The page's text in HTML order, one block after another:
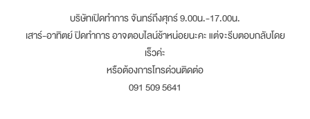
บริษัทเปิดทำการ จันทร์ถึงศุกร์ 9.00น.-17.00น.
เสาร์-อาทิตย์ ปิดทำการ อาจตอบไลน์ช้าหน่อยนะคะ แต่จะรีบตอบกลับโดย
เร็วค่ะ
หรือต้องการโทรด่วนติดต่อ
091 509 5641